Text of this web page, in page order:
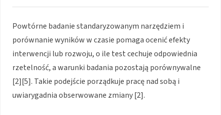
Powtórne badanie standaryzowanym narzędziem i
porównanie wyników w czasie pomaga ocenić efekty
interwencji lub rozwoju, o ile test cechuje odpowiednia
rzetelność, a warunki badania pozostają porównywalne
[2][5]. Takie podejście porządkuje pracę nad sobą i
uwiarygadnia obserwowane zmiany [2].